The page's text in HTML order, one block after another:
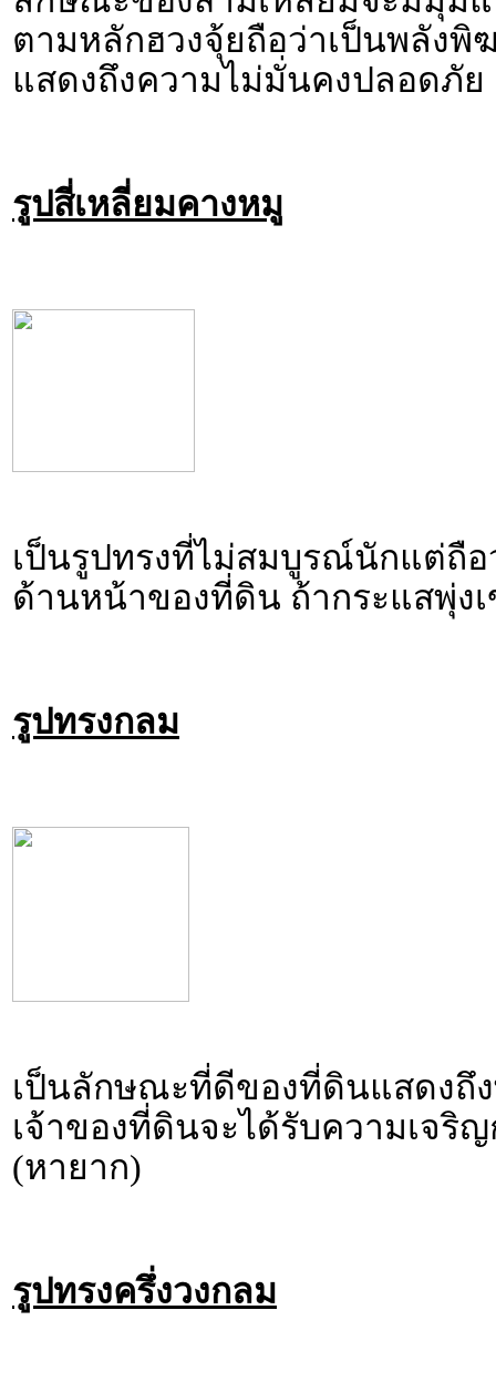
ตามหลักฮวงจุ้ยถือว่าเป็นพลังพิ
แสดงถึงความไม่มั่นคงปลอดภัย
รูปสี่เหลี่ยมคางหมู
เป็นรูปทรงที่ไม่สมบูรณ์นักแต่
ด้านหน้าของที่ดิน ถ้ากระแสพุ่ง
รูปทรงกลม
เป็นลักษณะที่ดีของที่ดินแสดงถึ
เจ้าของที่ดินจะได้รับความเจ
(หายาก)
รูปทรงครึ่งวงกลม